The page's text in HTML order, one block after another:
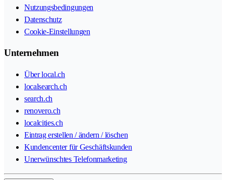
Nutzungsbedingungen
Datenschutz
Cookie-Einstellungen
Unternehmen
Über local.ch
localsearch.ch
search.ch
renovero.ch
localcities.ch
Eintrag erstellen / ändern / löschen
Kundencenter für Geschäftskunden
Unerwünschtes Telefonmarketing